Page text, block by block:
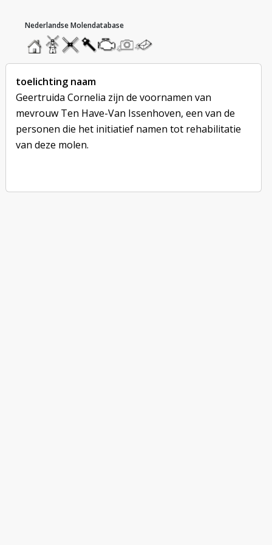
homemolendatabase
roedendatabase
assendatabase
motorendatabase
stuur
een
foto
stuur
een
bericht
toelichting naam
Geertruida Cornelia zijn de voornamen van
mevrouw Ten Have-Van Issenhoven, een van de
personen die het initiatief namen tot rehabilitatie
van deze molen.